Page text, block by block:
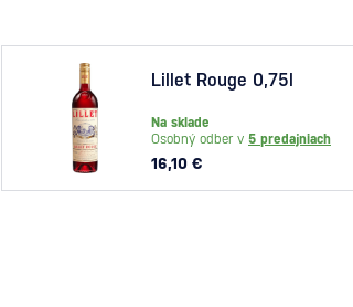
Lillet Rouge 0,75l
Na sklade
Osobný odber v 5 predajniach
16,10 €